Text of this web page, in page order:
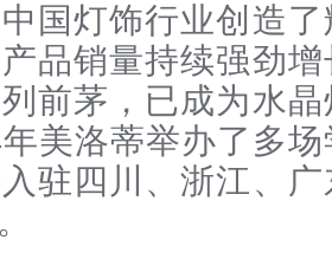
国灯饰行业创造
品销量持续强劲
前茅，已成为水
年美洛蒂举办了多
驻四川、浙江、